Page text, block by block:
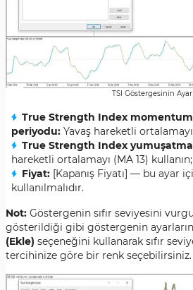
TSI Göstergesinin
True Strength Index
periyodu: Yavaş hareketli
True Strength Index
hareketli ortalamayı (MA 13) kullanın;
Fiyat: [Kapanış Fiyatı] — bu ayar
kullanılmalıdır.
Not: Göstergenin sıfır seviyesini
gösterildiği gibi göstergenin
(Ekle) seçeneğini kullanarak sıfır
tercihinize göre bir renk seçebilirsiniz.